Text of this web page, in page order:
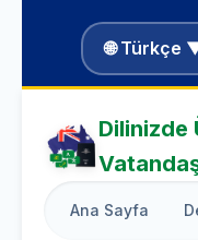
🌐 Türkçe
Dilinizde
Ana Sayfa